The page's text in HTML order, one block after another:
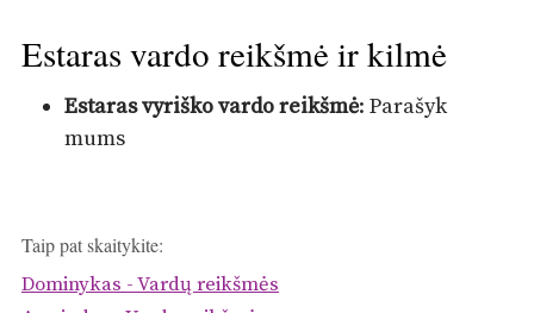
Estaras vardo reikšmė ir kilmė
Estaras vyriško vardo reikšmė: Parašyk
mums
Taip pat skaitykite:
Dominykas - Vardų reikšmės